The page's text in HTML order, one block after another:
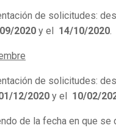
de solicitudes:
2020 y el 14/10/2020.
de solicitudes:
12/2020 y el 10/02/
de la fecha en que